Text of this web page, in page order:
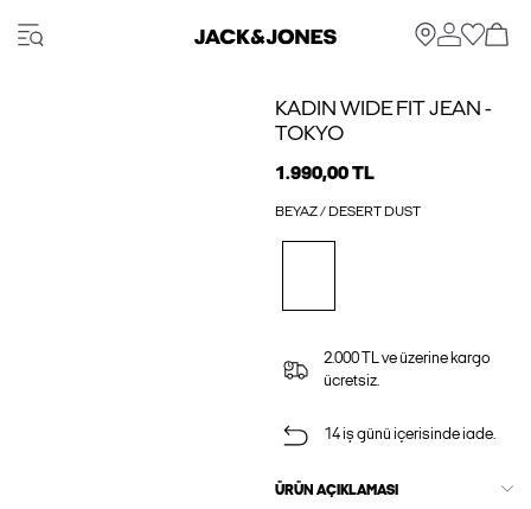
KADIN WIDE FIT JEAN -
TOKYO
1.990,00 TL
BEYAZ / DESERT DUST
2.000 TL ve üzerine kargo
ücretsiz.
14 iş günü içerisinde iade.
ÜRÜN AÇIKLAMASI